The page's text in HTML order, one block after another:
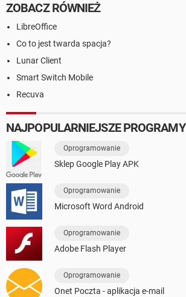
ZOBACZ RÓWNIEŻ
LibreOffice
Co to jest twarda spacja?
Lunar Client
Smart Switch Mobile
Recuva
NAJPOPULARNIEJSZE PROGRAMY
Oprogramowanie
Sklep Google Play APK
Oprogramowanie
Microsoft Word Android
Oprogramowanie
Adobe Flash Player
Oprogramowanie
Onet Poczta - aplikacja e-mail